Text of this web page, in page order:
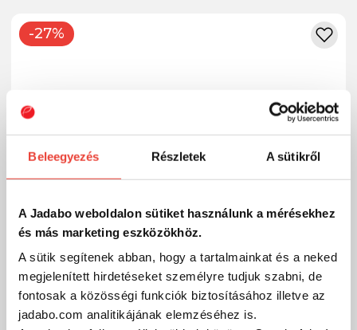
Beleegyezés Részletek A sütikről
A Jadabo weboldalon sütiket használunk a mérésekhez
és más marketing eszközökhöz.
A sütik segítenek abban, hogy a tartalmainkat és a neked
megjelenített hirdetéseket személyre tudjuk szabni, de
fontosak a közösségi funkciók biztosításához illetve az
jadabo.com analitikájának elemzéséhez is.
-27%
PENN FIERCE IV 4000 LL nyeletőfékes harcsázó